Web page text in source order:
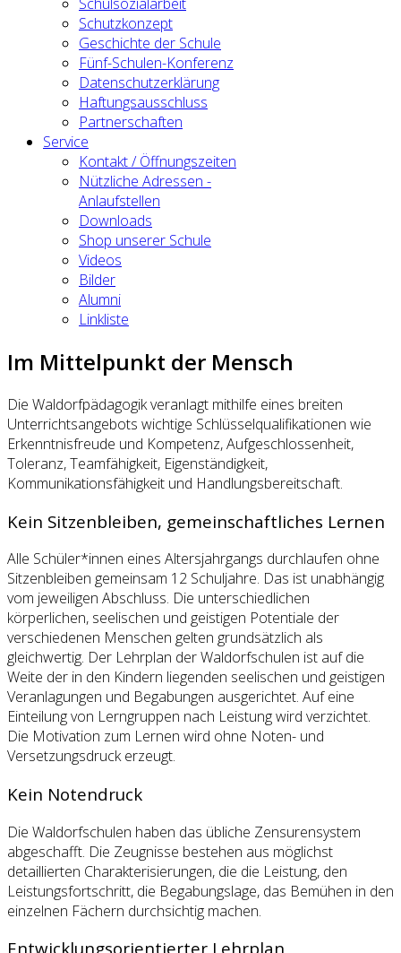
Schutzkonzept
Geschichte der Schule
Fünf-Schulen-Konferenz
Datenschutzerklärung
Haftungsausschluss
Partnerschaften
Service
Kontakt / Öffnungszeiten
Nützliche Adressen -
Anlaufstellen
Downloads
Shop unserer Schule
Videos
Bilder
Alumni
Linkliste
Im Mittelpunkt der Mensch
Die Waldorfpädagogik veranlagt mithilfe eines breiten
Unterrichtsangebots wichtige Schlüsselqualifikationen wie
Erkenntnisfreude und Kompetenz, Aufgeschlossenheit,
Toleranz, Teamfähigkeit, Eigenständigkeit,
Kommunikationsfähigkeit und Handlungsbereitschaft.
Kein Sitzenbleiben, gemeinschaftliches Lernen
Alle Schüler*innen eines Altersjahrgangs durchlaufen ohne
Sitzenbleiben gemeinsam 12 Schuljahre. Das ist unabhängig
vom jeweiligen Abschluss. Die unterschiedlichen
körperlichen, seelischen und geistigen Potentiale der
verschiedenen Menschen gelten grundsätzlich als
gleichwertig. Der Lehrplan der Waldorfschulen ist auf die
Weite der in den Kindern liegenden seelischen und geistigen
Veranlagungen und Begabungen ausgerichtet. Auf eine
Einteilung von Lerngruppen nach Leistung wird verzichtet.
Die Motivation zum Lernen wird ohne Noten- und
Versetzungsdruck erzeugt.
Kein Notendruck
Die Waldorfschulen haben das übliche Zensurensystem
abgeschafft. Die Zeugnisse bestehen aus möglichst
detaillierten Charakterisierungen, die die Leistung, den
Leistungsfortschritt, die Begabungslage, das Bemühen in den
einzelnen Fächern durchsichtig machen.
Entwicklungsorientierter Lehrplan